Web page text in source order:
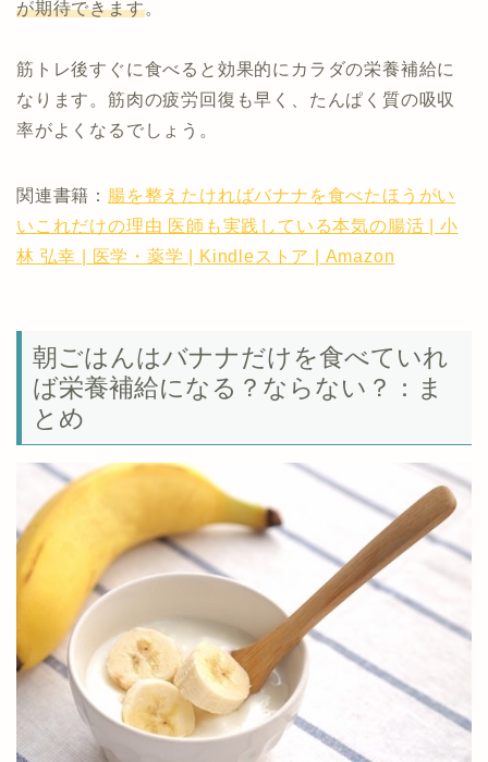
が期待できます。
筋トレ後すぐに食べると効果的にカラダの栄養補給に
なります。筋肉の疲労回復も早く、たんぱく質の吸収
率がよくなるでしょう。
関連書籍： 腸を整えたければバナナを食べたほうがい
いこれだけの理由 医師も実践している本気の腸活 | 小
林 弘幸 | 医学・薬学 | Kindleストア | Amazon
朝ごはんはバナナだけを食べていれ
ば栄養補給になる？ならない？：ま
とめ